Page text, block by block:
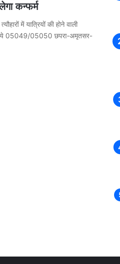
कन्फर्म
में यात्रियों की होने वाली
हुये 05049/05050 छपरा-अमृतसर-